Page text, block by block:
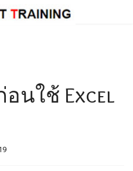
นใช้ Excel